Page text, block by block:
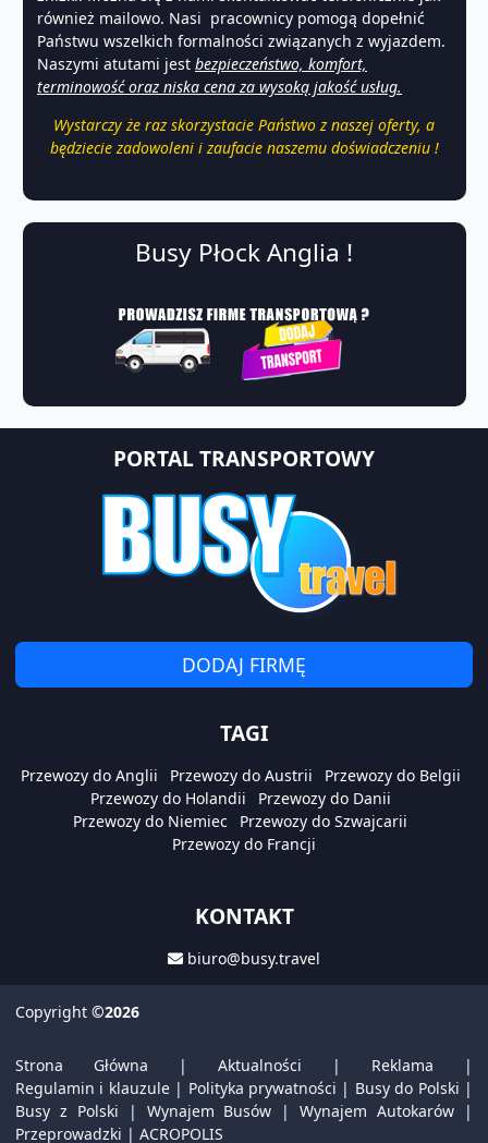
również mailowo. Nasi pracownicy pomogą dopełnić
Państwu wszelkich formalności związanych z wyjazdem.
Naszymi atutami jest bezpieczeństwo, komfort,
terminowość oraz niska cena za wysoką jakość usług.
Wystarczy że raz skorzystacie Państwo z naszej oferty, a
będziecie zadowoleni i zaufacie naszemu doświadczeniu !
Busy Płock Anglia !
PORTAL TRANSPORTOWY
DODAJ FIRMĘ
TAGI
Przewozy do Anglii Przewozy do Austrii
Przewozy do Belgii
Przewozy do Holandii
Przewozy do Danii
Przewozy do Niemiec
Przewozy do Szwajcarii
Przewozy do Francji
KONTAKT
biuro@busy.travel
Copyright ©2026
Strona Główna | Aktualności | Reklama |
Regulamin i klauzule| Polityka prywatności | Busy do Polski |
Busy z Polski | Wynajem Busów |Wynajem Autokarów |
Przeprowadzki | ACROPOLIS